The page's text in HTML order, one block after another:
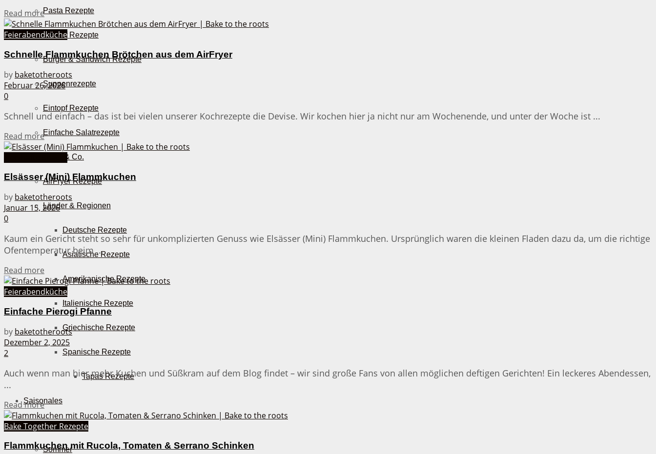
Pasta Rezepte
Auflauf Rezepte
Burger & Sandwich Rezepte
Suppenrezepte
Eintopf Rezepte
Einfache Salatrezepte
Pizza & Co.
AirFryer Rezepte
Länder & Regionen
Deutsche Rezepte
Asiatische Rezepte
Amerikanische Rezepte
Italienische Rezepte
Griechische Rezepte
Spanische Rezepte
Tapas Rezepte
Saisonales
Frühling
Sommer
Read moreDetails
Feierabendküche
Schnelle Flammkuchen Brötchen aus dem AirFryer
by baketotheroots
Februar 26, 2026
0
Schnell und einfach – das ist bei vielen unserer Kochrezepte die Devise. Wir kochen hier ja nicht nur am Wochenende, und unter der Woche ist ...
Read moreDetails
Elsässer (Mini) Flammkuchen
by baketotheroots
Januar 15, 2026
0
Kaum ein Gericht steht so sehr für unkomplizierten Genuss wie Elsässer (Mini) Flammkuchen. Ursprünglich waren die kleinen Fladen dazu da, um die richtige
Ofentemperatur beim ...
Read more
Feierabendküche
Einfache Pierogi Pfanne
by baketotheroots
Dezember 2, 2025
2
Auch wenn man hier mehr Kuchen und Süßkram auf dem Blog findet – wir sind große Fans von allen möglichen deftigen Gerichten! Ein leckeres Abendessen,
...
Read moreDetails
Bake Together Rezepte
Flammkuchen mit Rucola, Tomaten & Serrano Schinken